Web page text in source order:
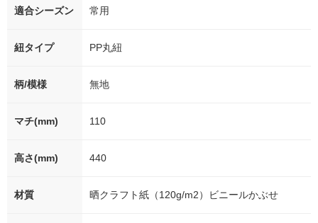
適合シーズン 常用
紐タイプ PP丸紐
柄/模様 無地
マチ(mm) 110
高さ(mm) 440
材質 晒クラフト紙（120g/m2）ビニールかぶせ